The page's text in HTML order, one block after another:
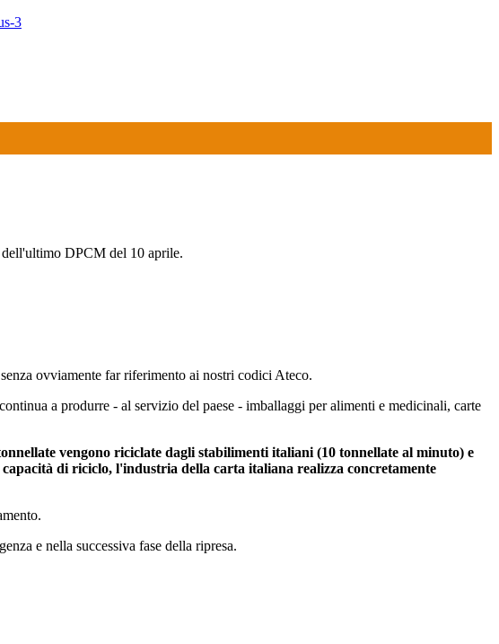
3
dell'ultimo DPCM del 10 aprile.
ovviamente far riferimento ai nostri codici Ateco.
a produrre - al servizio del paese - imballaggi per alimenti e medicinali, carte
vengono riciclate dagli stabilimenti italiani (10 tonnellate al minuto) e
di riciclo, l'industria della carta italiana realizza concretamente
e nella successiva fase della ripresa.